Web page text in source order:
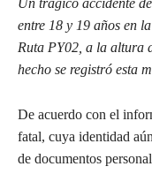
Un trágico accidente
entre 18 y 19 años en
Ruta PY02, a la altura
hecho se registró esta
De acuerdo con el
fatal, cuya identidad
de documentos